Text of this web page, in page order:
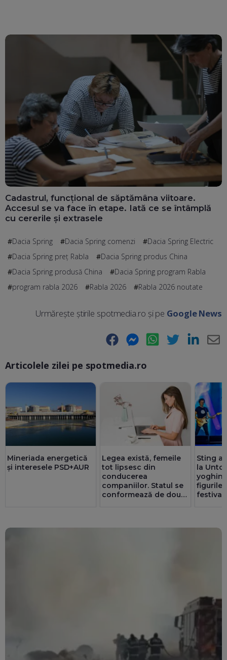
Cadastrul, funcțional de săptămâna viitoare.
Accesul se va face în etape. Iată ce se întâmplă
cu cererile și extrasele
Dacia Spring Dacia Spring comenzi
Dacia Spring Electric
Dacia Spring preț Rabla
Dacia Spring produs China
Dacia Spring produsă China
Dacia Spring program Rabla
program rabla 2026
Rabla 2026 Rabla 2026 noutate
Urmărește știrile spotmedia.ro și pe Google News
Facebook Messenger WhatsApp Twitter LinkedIn
Articolele zilei pe spotmedia.ro
Mineriada energetică
și interesele PSD+AUR
Legea există, femeile
tot lipsesc din
conducerea
companiilor. Statul se
conformează de două
Sting a
la
yoghin
figurile